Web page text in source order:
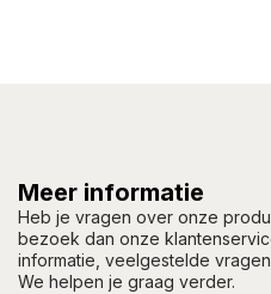
Meer informatie
Heb je vragen over onze
bezoek dan onze
informatie, veelgestelde
We helpen je graag verder.